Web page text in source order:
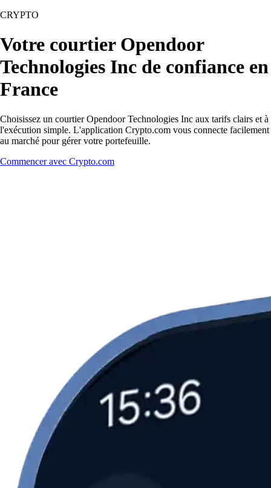
CRYPTO
Votre courtier Opendoor
Technologies Inc de confiance en
France
Choisissez un courtier Opendoor Technologies Inc aux tarifs clairs et à
l'exécution simple. L'application Crypto.com vous connecte facilement
au marché pour gérer votre portefeuille.
Commencer avec Crypto.com